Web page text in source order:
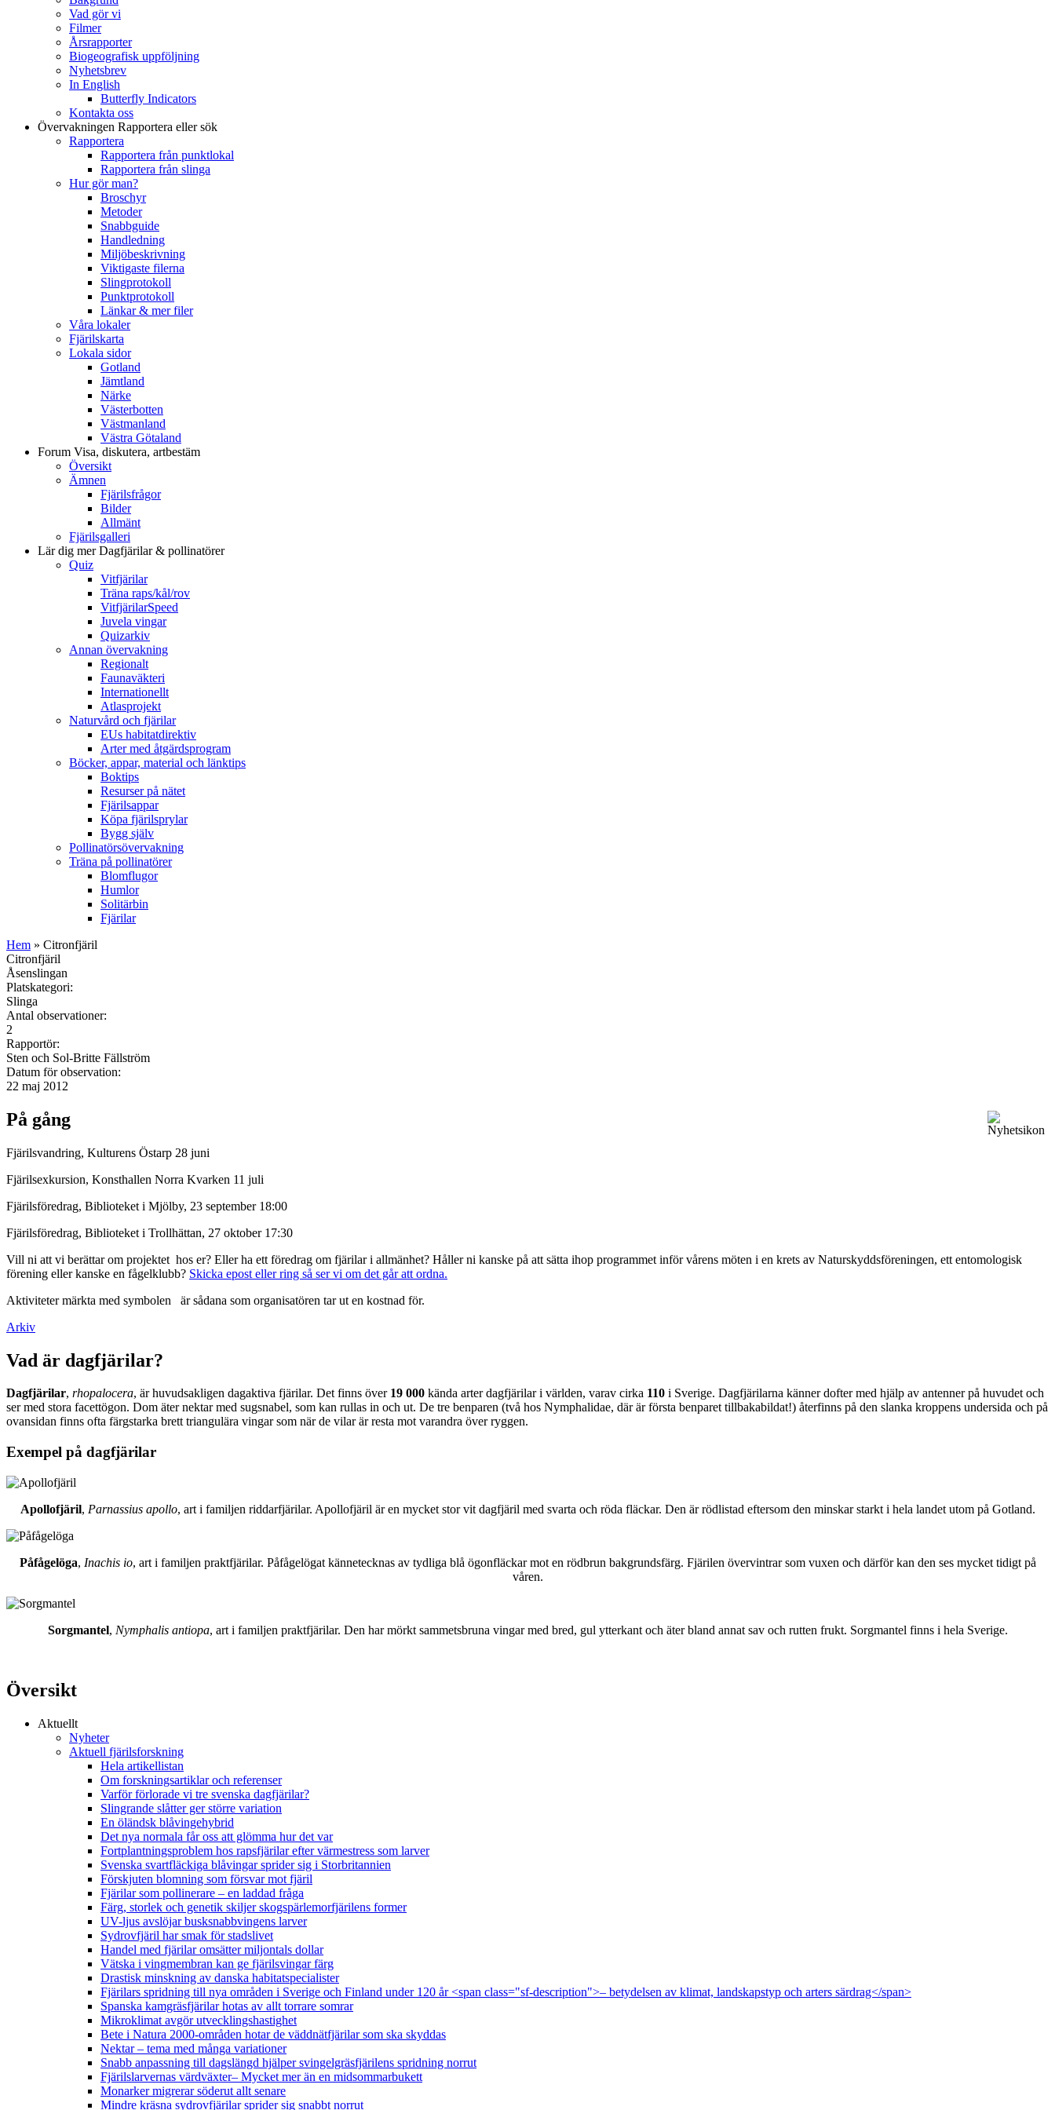
Vad gör vi
Filmer
Årsrapporter
Biogeografisk uppföljning
Nyhetsbrev
In English
Butterfly Indicators
Kontakta oss
Övervakningen Rapportera eller sök
Rapportera
Rapportera från punktlokal
Rapportera från slinga
Hur gör man?
Broschyr
Metoder
Snabbguide
Handledning
Miljöbeskrivning
Viktigaste filerna
Slingprotokoll
Punktprotokoll
Länkar & mer filer
Våra lokaler
Fjärilskarta
Lokala sidor
Gotland
Jämtland
Närke
Västerbotten
Västmanland
Västra Götaland
Forum Visa, diskutera, artbestäm
Översikt
Ämnen
Fjärilsfrågor
Bilder
Allmänt
Fjärilsgalleri
Lär dig merDagfjärilar & pollinatörer
Quiz
Vitfjärilar
Träna raps/kål/rov
VitfjärilarSpeed
Juvela vingar
Quizarkiv
Annan övervakning
Regionalt
Faunaväkteri
Internationellt
Atlasprojekt
Naturvård och fjärilar
EUs habitatdirektiv
Arter med åtgärdsprogram
Böcker, appar, material och länktips
Boktips
Resurser på nätet
Fjärilsappar
Köpa fjärilsprylar
Bygg själv
Pollinatörsövervakning
Träna på pollinatörer
Blomflugor
Humlor
Solitärbin
Fjärilar
Hem » Citronfjäril
Citronfjäril
Åsenslingan
Platskategori:
Slinga
Antal observationer:
2
Rapportör:
Sten och Sol-Britte Fällström
Datum för observation:
22 maj 2012
På gång
Fjärilsvandring, Kulturens Östarp 28 juni
Fjärilsexkursion, Konsthallen Norra Kvarken 11 juli
Fjärilsföredrag, Biblioteket i Mjölby, 23 september 18:00
Fjärilsföredrag, Biblioteket i Trollhättan, 27 oktober 17:30
Vill ni att vi berättar om projektet hos er? Eller ha ett föredrag om fjärilar i allmänhet? Håller ni kanske på att sätta ihop programmet inför vårens möten i en krets av Naturskyddsföreningen, ett entomologisk
förening eller kanske en fågelklubb? Skicka epost eller ring så ser vi om det går att ordna.
Aktiviteter märkta med symbolen
är sådana som organisatören tar ut en kostnad för.
Arkiv
Vad är dagfjärilar?
Dagfjärilar, rhopalocera, är huvudsakligen dagaktiva fjärilar. Det finns över 19 000 kända arter dagfjärilar i världen, varav cirka 110 i Sverige. Dagfjärilarna känner dofter med hjälp av antenner på huvudet och
ser med stora facettögon. Dom äter nektar med sugsnabel, som kan rullas in och ut. De tre benparen (två hos Nymphalidae, där är första benparet tillbakabildat!) återfinns på den slanka kroppens undersida och på
ovansidan finns ofta färgstarka brett triangulära vingar som när de vilar är resta mot varandra över ryggen.
Exempel på dagfjärilar
Apollofjäril, Parnassius apollo, art i familjen riddarfjärilar. Apollofjäril är en mycket stor vit dagfjäril med svarta och röda fläckar. Den är rödlistad eftersom den minskar starkt i hela landet utom på Gotland.
Påfågelöga, Inachis io, art i familjen praktfjärilar. Påfågelögat kännetecknas av tydliga blå ögonfläckar mot en rödbrun bakgrundsfärg. Fjärilen övervintrar som vuxen och därför kan den ses mycket tidigt på
våren.
Sorgmantel, Nymphalis antiopa, art i familjen praktfjärilar. Den har mörkt sammetsbruna vingar med bred, gul ytterkant och äter bland annat sav och rutten frukt. Sorgmantel finns i hela Sverige.
Översikt
Aktuellt
Nyheter
Aktuell fjärilsforskning
Hela artikellistan
Om forskningsartiklar och referenser
Varför förlorade vi tre svenska dagfjärilar?
Slingrande slåtter ger större variation
En öländsk blåvingehybrid
Det nya normala får oss att glömma hur det var
Fortplantningsproblem hos rapsfjärilar efter värmestress som larver
Svenska svartfläckiga blåvingar sprider sig i Storbritannien
Förskjuten blomning som försvar mot fjäril
Fjärilar som pollinerare – en laddad fråga
Färg, storlek och genetik skiljer skogspärlemorfjärilens former
UV-ljus avslöjar busksnabbvingens larver
Sydrovfjäril har smak för stadslivet
Handel med fjärilar omsätter miljontals dollar
Vätska i vingmembran kan ge fjärilsvingar färg
Drastisk minskning av danska habitatspecialister
Fjärilars spridning till nya områden i Sverige och Finland under 120 år <span class="sf-description">– betydelsen av klimat, landskapstyp och arters särdrag</span>
Spanska kamgräsfjärilar hotas av allt torrare somrar
Mikroklimat avgör utvecklingshastighet
Bete i Natura 2000-områden hotar de väddnätfjärilar som ska skyddas
Nektar – tema med många variationer
Snabb anpassning till dagslängd hjälper svingelgräsfjärilens spridning norrut
Fjärilslarvernas värdväxter– Mycket mer än en midsommarbukett
Monarker migrerar söderut allt senare
Mindre kräsna sydrovfjärilar sprider sig snabbt norrut